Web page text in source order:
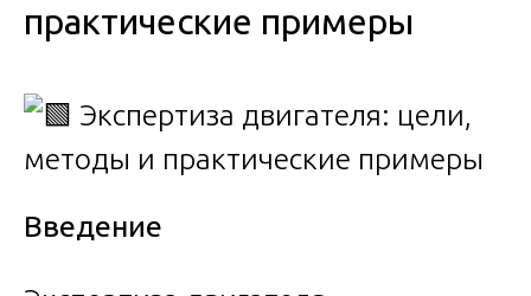
практические примеры
Введение